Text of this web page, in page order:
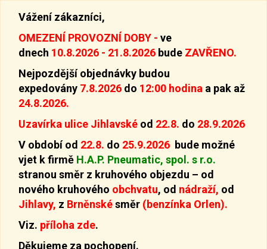
Vážení zákazníci,
OMEZENÍ PROVOZNÍ DOBY - ve
dnech 10.8.2026 - 21.8.2026 bude ZAVŘENO.
Nejpozdější objednávky budou
expedovány 7.8.2026 do 12:00 hodina a pak až
24.8.2026.
Uzavírka ulice Jihlavské od 22.8. do 28.9.2026
V období od 22.8. do 25.9.2026 bude možné
vjet k firmě H.A.P. Pneumatic, spol. s r.o.
stranou směr z kruhového objezdu – od
nového kruhového obchvatu, od nádraží, od
Jihlavy, z Brněnskésměr (benzínka Orlen).
Viz. příloha zde.
Děkujeme za pochopení.